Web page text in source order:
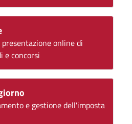
online di
e concorsi
e gestione dell'imposta